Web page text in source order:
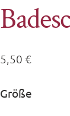
5,50€
Größe